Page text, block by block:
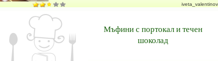
iveta_valentinov
Мъфини с портокал и течен
шоколад